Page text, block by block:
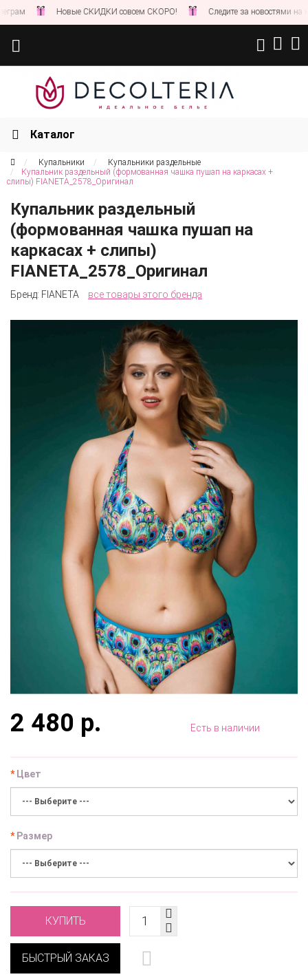
Новые СКИДКИ совсем СКОРО! Следите за новостями на нашем
Каталог
Купальники
Купальники раздельные
Купальник раздельный (формованная чашка пушап на каркасах +
слипы) FIANETA_2578_Оригинал
Купальник раздельный
(формованная чашка пушап на
каркасах + слипы)
FIANETA_2578_Оригинал
Бренд: FIANETA все товары этого бренда
2 480 р. Есть в наличии
Цвет
Размер
КУПИТЬ
БЫСТРЫЙ ЗАКАЗ